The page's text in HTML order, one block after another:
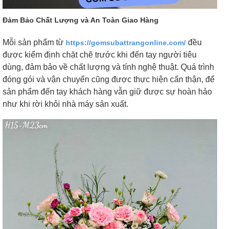
Đảm Bảo Chất Lượng và An Toàn Giao Hàng
Mỗi sản phẩm từ https://gomsubattrangonline.com/ đều
được kiểm định chặt chẽ trước khi đến tay người tiêu
dùng, đảm bảo về chất lượng và tính nghệ thuật. Quá trình
đóng gói và vận chuyển cũng được thực hiện cẩn thận, để
sản phẩm đến tay khách hàng vẫn giữ được sự hoàn hảo
như khi rời khỏi nhà máy sản xuất.